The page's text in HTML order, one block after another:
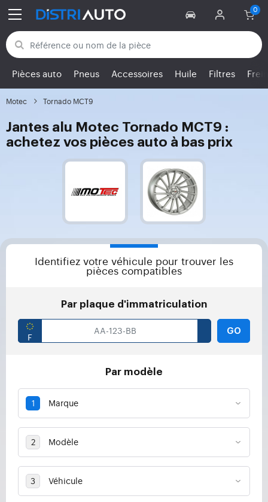
Retour aux catégories
Pièces auto Pneus Accessoires Huile Filtres
Motec Tornado MCT9
Jantes alu Motec Tornado MCT9 :
achetez vos pièces auto à bas prix
Identifiez votre véhicule pour trouver les
pièces compatibles
Par plaque d'immatriculation
GO
Par modèle